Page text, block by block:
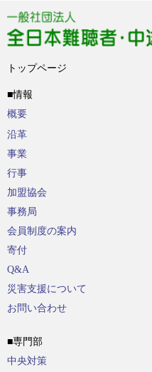
トップページ
■情報
概要
沿革
事業
行事
加盟協会
事務局
会員制度の案内
寄付
Q&A
災害支援について
お問い合わせ
■専門部
中央対策